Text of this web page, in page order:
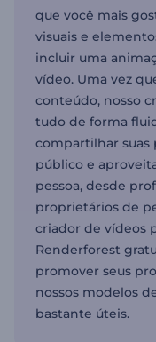
que você mais
visuais e
incluir uma
vídeo. Uma vez
conteúdo, nosso
tudo de forma
compartilhar suas
público e
pessoa, desde
proprietários de
criador de vídeos
Renderforest
promover seus
nossos modelos
bastante úteis.